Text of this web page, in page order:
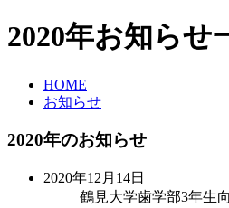
2020年お知らせ
HOME
お知らせ
2020年のお知らせ
2020年12月14日
鶴見大学歯学部3年生